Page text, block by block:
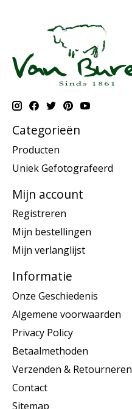
Categorieën
Producten
Uniek Gefotografeerd
Mijn account
Registreren
Mijn bestellingen
Mijn verlanglijst
Informatie
Onze Geschiedenis
Algemene voorwaarden
Privacy Policy
Betaalmethoden
Verzenden & Retourneren
Contact
Sitemap